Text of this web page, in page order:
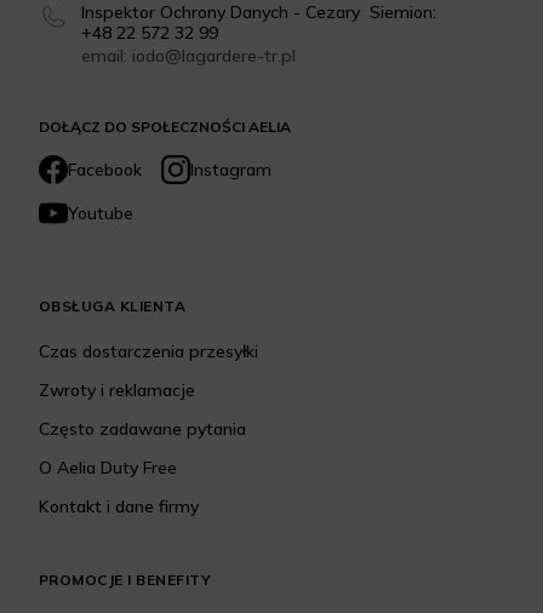
DOŁĄCZ DO SPOŁECZNOŚCI AELIA
Facebook
Instagram
Youtube
Inspektor Ochrony Danych - Cezary Siemion:
+48 22 572 32 99
email: iodo@lagardere-tr.pl
OBSŁUGA KLIENTA
Czas dostarczenia przesyłki
Zwroty i reklamacje
Często zadawane pytania
O Aelia Duty Free
Kontakt i dane firmy
PROMOCJE I BENEFITY